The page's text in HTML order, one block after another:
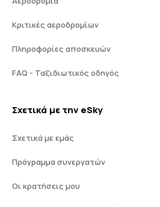
Κριτικές αεροδρομίων
Πληροφορίες αποσκευών
FAQ - Ταξιδιωτικός οδηγός
Σχετικά με την eSky
Σχετικά με εμάς
Πρόγραμμα συνεργατών
Οι κρατήσεις μου